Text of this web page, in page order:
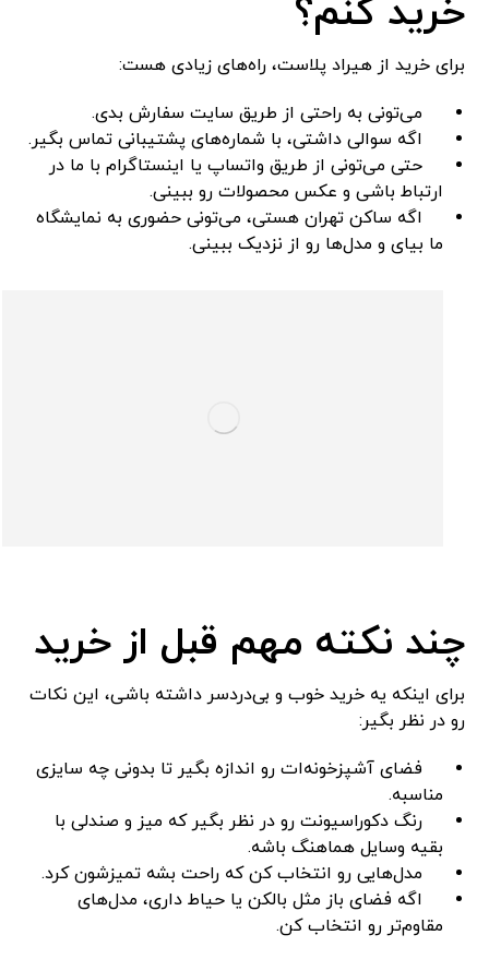
خرید کنم؟
برای خرید از هیراد پلاست، راه‌های زیادی هست:
می‌تونی به راحتی از طریق سایت سفارش بدی.
اگه سوالی داشتی، با شماره‌های پشتیبانی تماس بگیر.
حتی می‌تونی از طریق واتساپ یا اینستاگرام با ما در
ارتباط باشی و عکس محصولات رو ببینی.
اگه ساکن تهران هستی، می‌تونی حضوری به نمایشگاه
ما بیای و مدل‌ها رو از نزدیک ببینی.
چند نکته مهم قبل از خرید
برای اینکه یه خرید خوب و بی‌دردسر داشته باشی، این نکات
رو در نظر بگیر:
فضای آشپزخونه‌ات رو اندازه بگیر تا بدونی چه سایزی
مناسبه.
رنگ دکوراسیونت رو در نظر بگیر که میز و صندلی با
بقیه وسایل هماهنگ باشه.
مدل‌هایی رو انتخاب کن که راحت بشه تمیزشون کرد.
اگه فضای باز مثل بالکن یا حیاط داری، مدل‌های
مقاوم‌تر رو انتخاب کن.